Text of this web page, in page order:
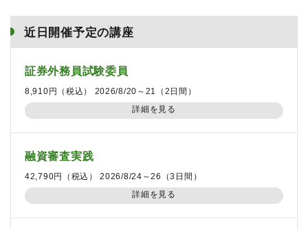
近日開催予定の講座
証券外務員試験委員
8,910円（税込） 2026/8/20～21（2日間）
詳細を見る
融資審査実践
42,790円（税込） 2026/8/24～26（3日間）
詳細を見る